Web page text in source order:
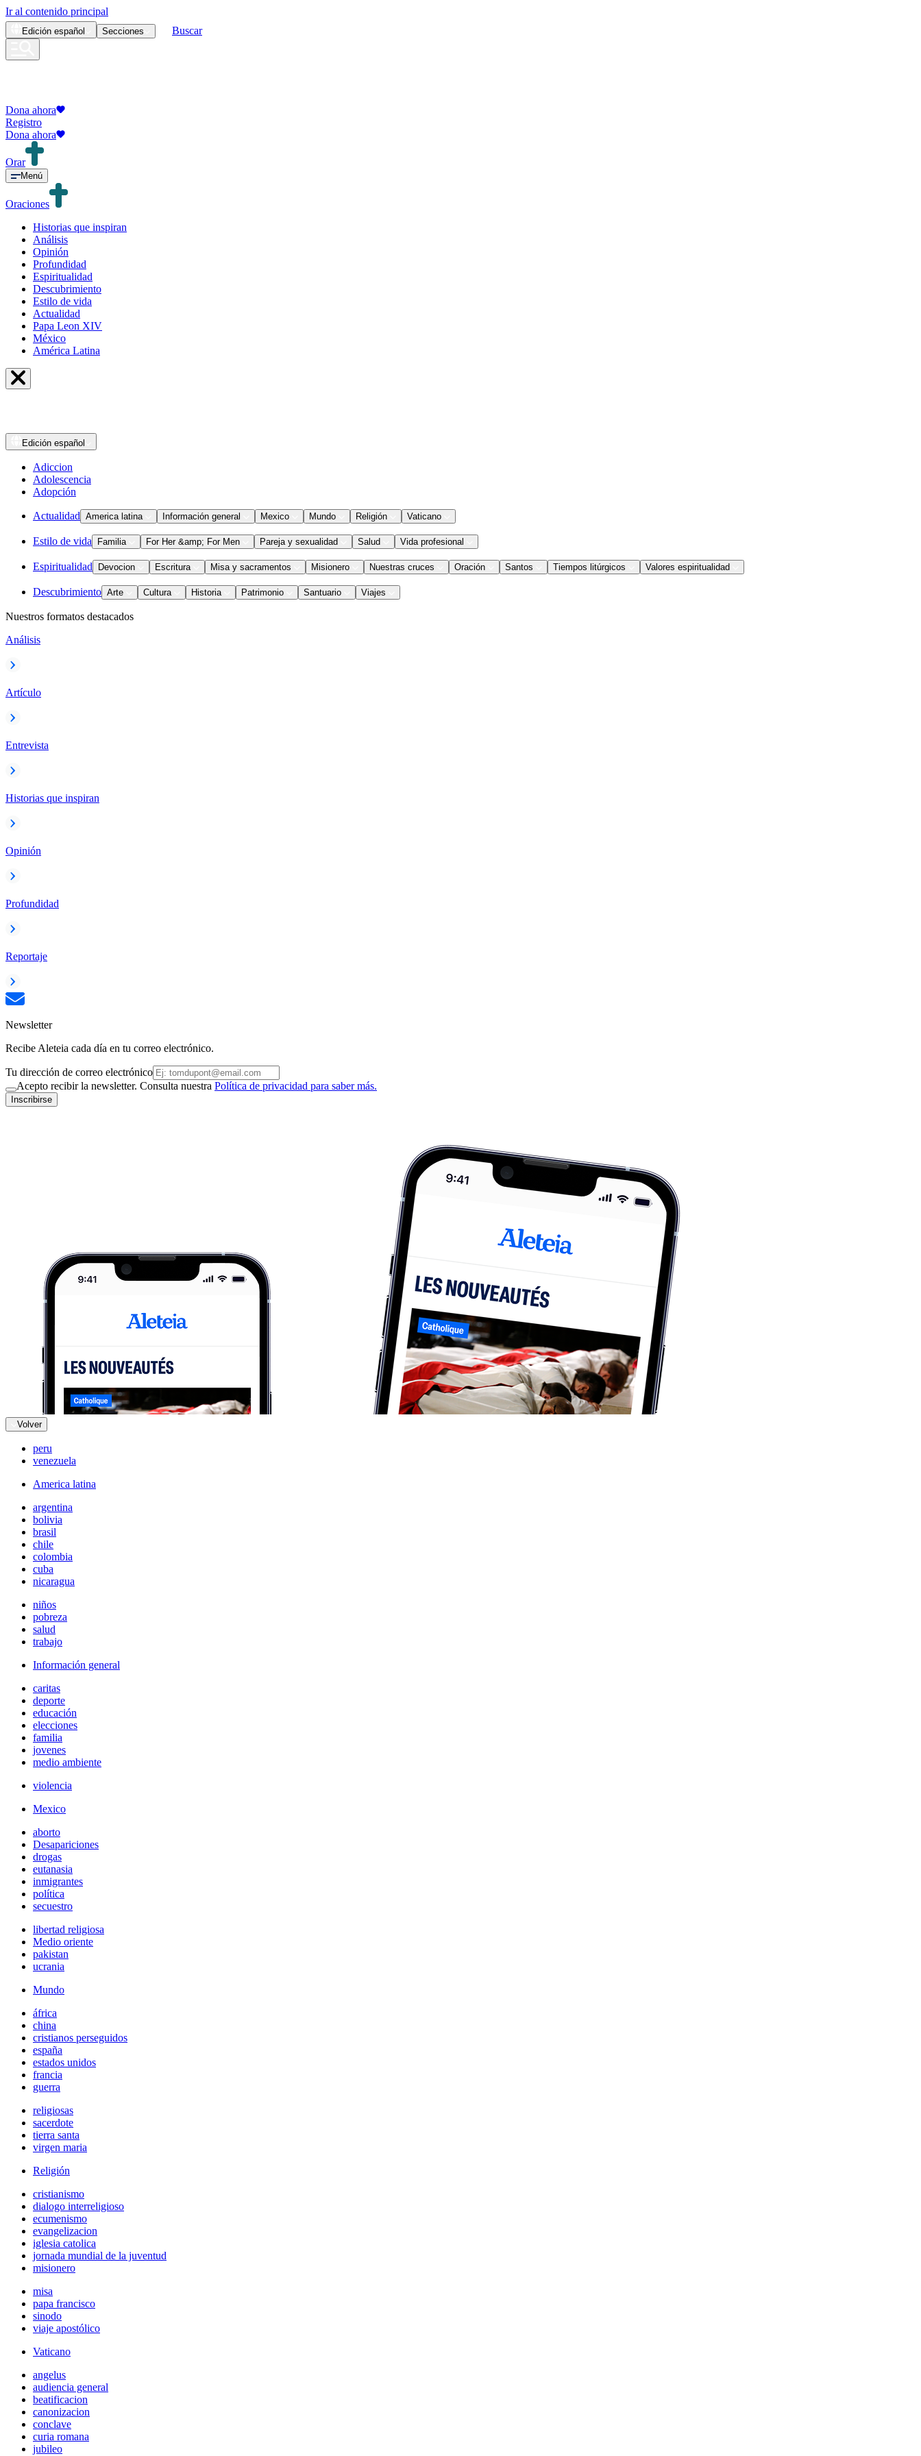
Ir al contenido principal
Edición español Secciones Buscar
Dona ahora
Registro
Dona ahora
Orar
Menú
Oraciones
Historias que inspiran
Análisis
Opinión
Profundidad
Espiritualidad
Descubrimiento
Estilo de vida
Actualidad
Papa Leon XIV
México
América Latina
Edición español
Adiccion
Adolescencia
Adopción
Actualidad America latina Información general Mexico Mundo Religión Vaticano
Estilo de vida Familia For Her &amp; For Men Pareja y sexualidad Salud Vida profesional
Espiritualidad Devocion Escritura Misa y sacramentos Misionero Nuestras cruces Oración Santos Tiempos litúrgicos Valores espiritualidad
Descubrimiento Arte Cultura Historia Patrimonio Santuario Viajes
Nuestros formatos destacados
Análisis
Artículo
Entrevista
Historias que inspiran
Opinión
Profundidad
Reportaje
Newsletter
Recibe Aleteia cada día en tu correo electrónico.
Tu dirección de correo electrónico
Acepto recibir la newsletter. Consulta nuestra Política de privacidad para saber más.
Inscribirse
Volver
peru
venezuela
America latina
argentina
bolivia
brasil
chile
colombia
cuba
nicaragua
niños
pobreza
salud
trabajo
Información general
caritas
deporte
educación
elecciones
familia
jovenes
medio ambiente
violencia
Mexico
aborto
Desapariciones
drogas
eutanasia
inmigrantes
política
secuestro
libertad religiosa
Medio oriente
pakistan
ucrania
Mundo
áfrica
china
cristianos perseguidos
españa
estados unidos
francia
guerra
religiosas
sacerdote
tierra santa
virgen maria
Religión
cristianismo
dialogo interreligioso
ecumenismo
evangelizacion
iglesia catolica
jornada mundial de la juventud
misionero
misa
papa francisco
sinodo
viaje apostólico
Vaticano
angelus
audiencia general
beatificacion
canonizacion
conclave
curia romana
jubileo